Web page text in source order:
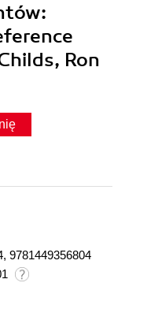
Ron
9781449356804